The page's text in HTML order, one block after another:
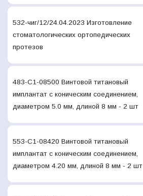
532-чиг/12/24.04.2023 Изготовление
стоматологических ортопедических
протезов
483-С1-08500 Винтовой титановый
имплантат с коническим соединением,
диаметром 5.0 мм, длиной 8 мм - 2 шт
553-С1-08420 Винтовой титановый
имплантат с коническим соединением,
диаметром 4.20 мм, длиной 8 мм - 2 шт